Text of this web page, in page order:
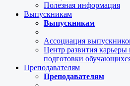
Полезная информация
Выпускникам
Выпускникам
Ассоциация
Центр развития карьеры
подготовки
Преподавателям
Преподавателям